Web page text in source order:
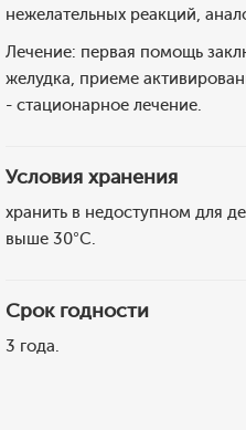
нежелательных реакций,
Лечение: первая помощь
желудка, приеме
- стационарное лечение.
Условия хранения
хранить в недоступном для
выше 30°C.
Срок годности
3 года.